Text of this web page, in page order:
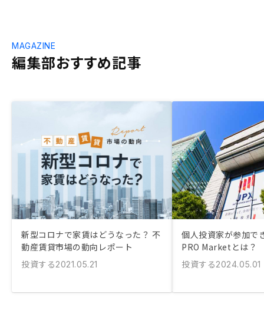
編集部おすすめ記事
MAGAZINE
新型コロナで家賃はどうなった？ 不
動産賃貸市場の動向レポート
投資する2021.05.21
個人投資家が参加で
PRO Marketとは？
投資する2024.05.01